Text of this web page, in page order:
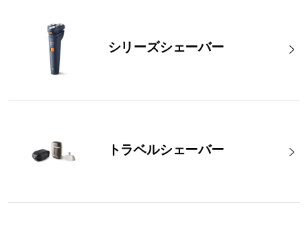
シリーズシェーバー
トラベルシェーバー